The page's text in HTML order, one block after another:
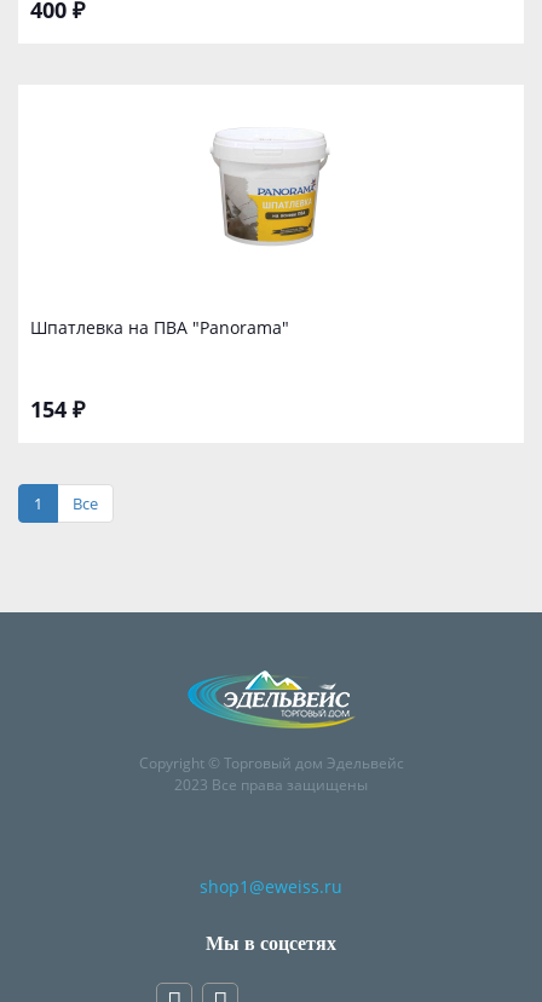
400 ₽
Шпатлевка на ПВА "Panorama"
154 ₽
1 Все
Copyright © Торговый дом Эдельвейс
2023 Все права защищены
shop1@eweiss.ru
Мы в соцсетях